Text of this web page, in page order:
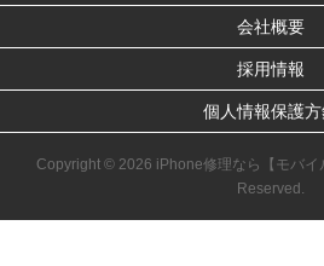
会社概要
採用情報
個人情報保護
Copyright © 2026 iPhone修理なら【モバイ
Reserved.